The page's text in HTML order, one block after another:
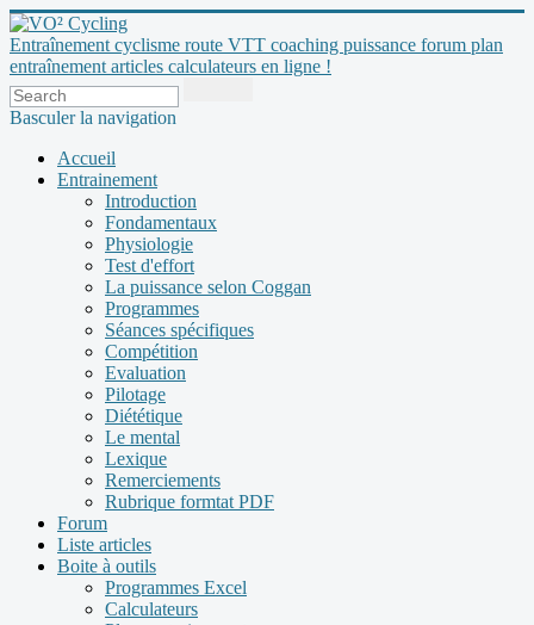
Entraînement cyclisme route VTT coaching puissance forum plan
entraînement articles calculateurs en ligne !
Basculer la navigation
Accueil
Entrainement
Introduction
Fondamentaux
Physiologie
Test d'effort
La puissance selon Coggan
Programmes
Séances spécifiques
Compétition
Evaluation
Pilotage
Diététique
Le mental
Lexique
Remerciements
Rubrique formtat PDF
Forum
Liste articles
Boite à outils
Programmes Excel
Calculateurs